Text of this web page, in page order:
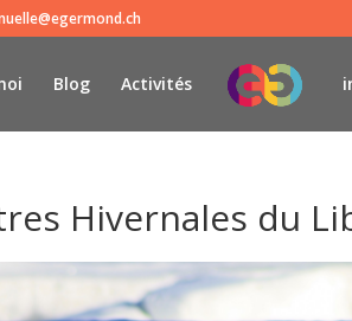
Blog Activités
Hivernales du